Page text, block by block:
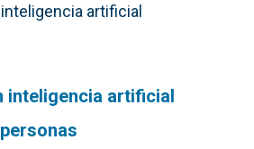
artificial
inteligencia artificial